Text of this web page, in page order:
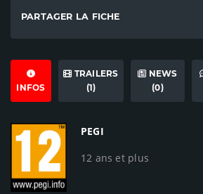
PARTAGER LA FICHE
INFOS
TRAILERS
(1)
NEWS
(0)
PEGI
12 ans et plus